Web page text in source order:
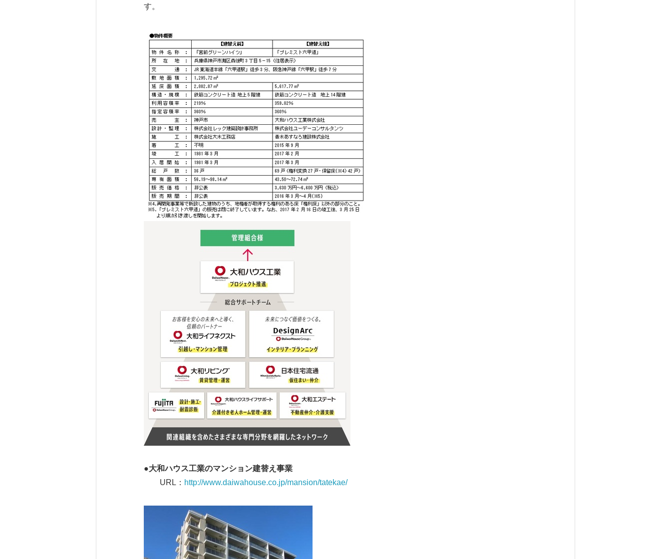
す。
●大和ハウス工業のマンション建替え事業
URL： http://www.daiwahouse.co.jp/mansion/tatekae/
English